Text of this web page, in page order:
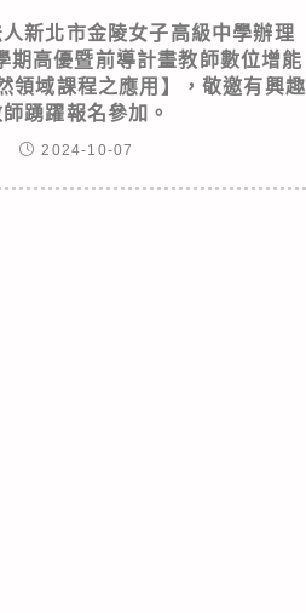
新北市金陵女子高級中學辦理
期高優暨前導計畫教師數位增能
領域課程之應用】，敬邀有興趣
踴躍報名參加。
2024-10-07